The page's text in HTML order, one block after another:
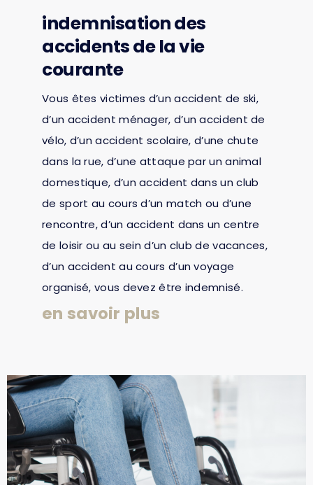
indemnisation des
accidents de la vie
courante
Vous êtes victimes d’un accident de ski,
d’un accident ménager, d’un accident de
vélo, d’un accident scolaire, d’une chute
dans la rue, d’une attaque par un animal
domestique, d’un accident dans un club
de sport au cours d’un match ou d’une
rencontre, d’un accident dans un centre
de loisir ou au sein d’un club de vacances,
d’un accident au cours d’un voyage
organisé, vous devez être indemnisé.
en savoir plus